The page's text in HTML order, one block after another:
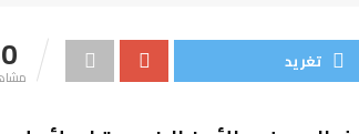
تغريد